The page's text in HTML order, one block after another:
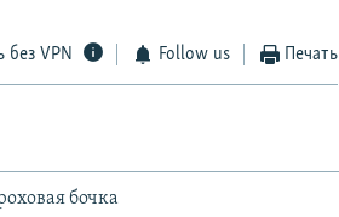
без VPN Follow us Печать
бочка